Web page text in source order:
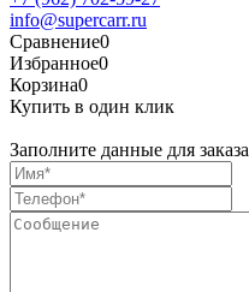
info@supercarr.ru
Сравнение0
Избранное0
Корзина0
Купить в один клик
Заполните данные для заказа